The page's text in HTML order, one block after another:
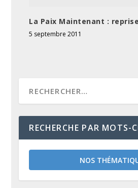
La Paix Maintenant :
5 septembre 2011
RECHERCHE PAR MOTS-
NOS